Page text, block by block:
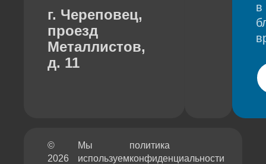
г. Череповец,
проезд
Металлистов,
д. 11
в
©
2026
Мы
используем
политика
конфиденциальности